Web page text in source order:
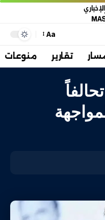
Aa
تقارير منوعات